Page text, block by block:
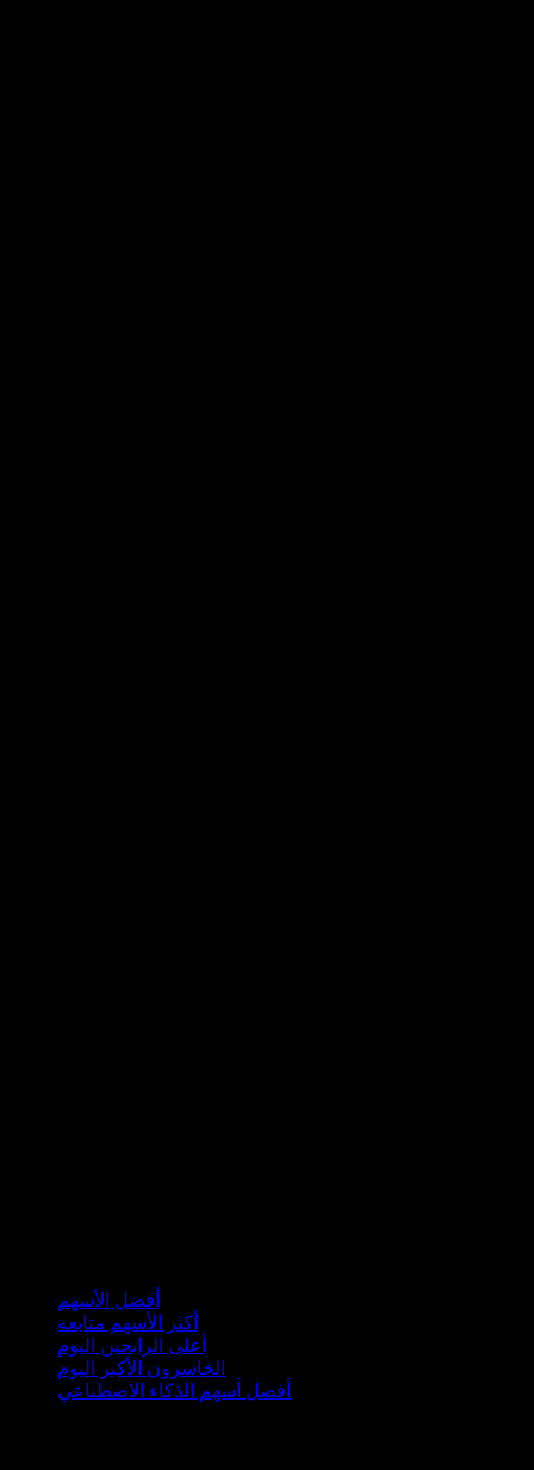
أفضل الأسهم
أكثر الأسهم متابعة
أعلى الرابحين اليوم
الخاسرون الأكبر اليوم
أفضل أسهم الذكاء الاصطناعي